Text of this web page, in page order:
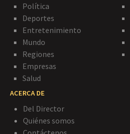
Política
Deportes
Entretenimiento
Mundo
Regiones
Empresas
Salud
ACERCA DE
Del Director
Quiénes somos